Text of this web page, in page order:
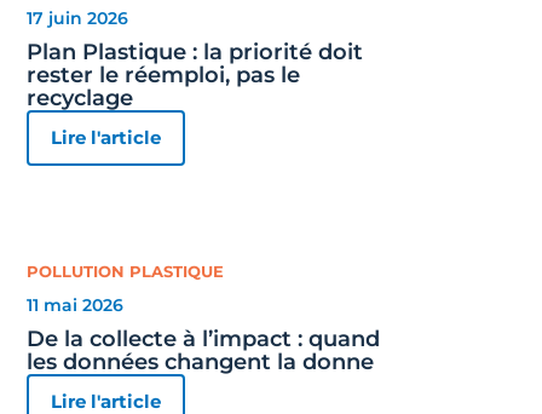
17 juin 2026
Plan Plastique : la priorité doit
rester le réemploi, pas le
recyclage
Lire l'article
POLLUTION PLASTIQUE
11 mai 2026
De la collecte à l’impact : quand
les données changent la donne
Lire l'article